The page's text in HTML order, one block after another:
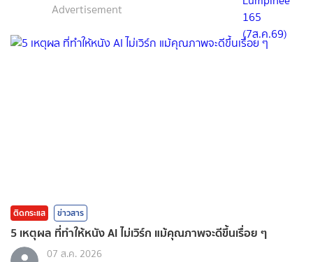
Advertisement
ติดกระแส ข่าวสาร
5 เหตุผล ที่ทำให้หนัง AI ไม่เวิร์ก แม้คุณภาพจะดีขึ้นเรื่อย ๆ
07 ส.ค. 2026